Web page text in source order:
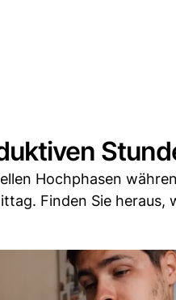
Hochphasen
Finden Sie heraus,